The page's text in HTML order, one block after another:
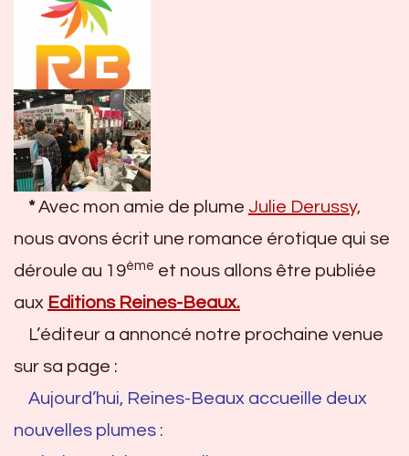
*Avec mon amie de plume Julie Derussy,
nous avons écrit une romance érotique qui se
déroule au 19ème et nous allons être publiée
aux Editions Reines-Beaux.
L’éditeur a annoncé notre prochaine venue
sur sa page :
Aujourd’hui, Reines-Beaux accueille deux
nouvelles plumes :